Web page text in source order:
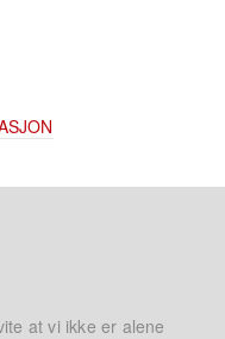
at vi ikke er alene